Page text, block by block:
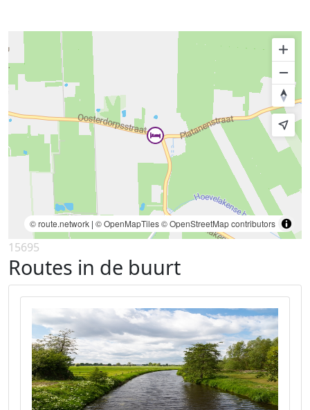
© route.network | © OpenMapTiles© OpenStreetMap contributors
15695
Routes in de buurt